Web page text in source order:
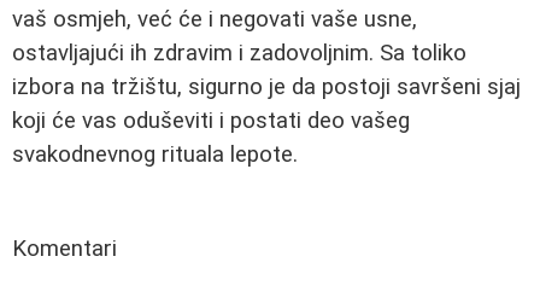
vaš osmjeh, već će i negovati vaše usne,
ostavljajući ih zdravim i zadovoljnim. Sa toliko
izbora na tržištu, sigurno je da postoji savršeni sjaj
koji će vas oduševiti i postati deo vašeg
svakodnevnog rituala lepote.
Komentari